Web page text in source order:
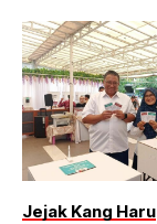
Jejak Kang Haru